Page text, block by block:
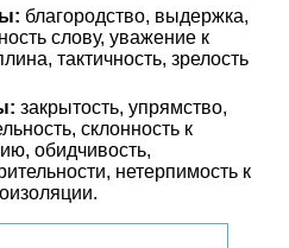
благородство, выдержка,
слову, уважение к
тактичность, зрелость
закрытость, упрямство,
склонность к
обидчивость,
нетерпимость к